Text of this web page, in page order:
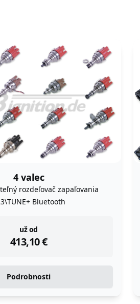
4 valec
rozdeľovač zapaľovania
Bluetooth
už od
413,10€
instock
Podrobnosti